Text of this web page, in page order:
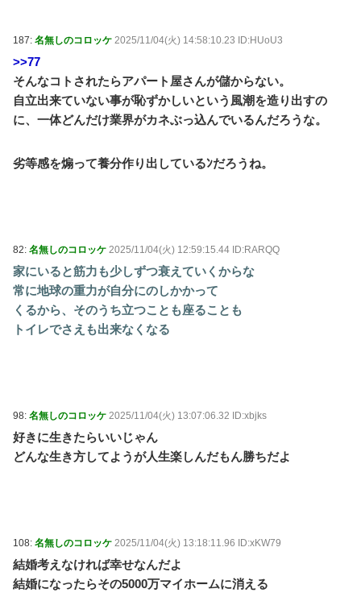
187: 名無しのコロッケ 2025/11/04(火) 14:58:10.23 ID:HUoU3
>>77
そんなコトされたらアパート屋さんが儲からない。
自立出来ていない事が恥ずかしいという風潮を造り出すの
に、一体どんだけ業界がカネぶっ込んでいるんだろうな。
劣等感を煽って養分作り出しているﾝだろうね。
82: 名無しのコロッケ 2025/11/04(火) 12:59:15.44 ID:RARQQ
家にいると筋力も少しずつ衰えていくからな
常に地球の重力が自分にのしかかって
くるから、そのうち立つことも座ることも
トイレでさえも出来なくなる
98: 名無しのコロッケ 2025/11/04(火) 13:07:06.32 ID:xbjks
好きに生きたらいいじゃん
どんな生き方してようが人生楽しんだもん勝ちだよ
108: 名無しのコロッケ 2025/11/04(火) 13:18:11.96 ID:xKW79
結婚考えなければ幸せなんだよ
結婚になったらその5000万マイホームに消える